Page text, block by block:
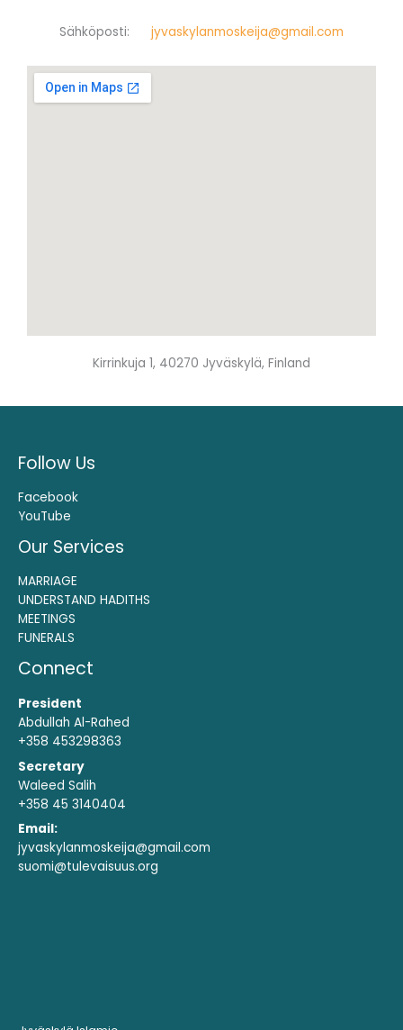
Sähköposti: jyvaskylanmoskeija@gmail.com
Kirrinkuja 1, 40270 Jyväskylä, Finland
Follow Us
Facebook
YouTube
Our Services
MARRIAGE
UNDERSTAND HADITHS
MEETINGS
FUNERALS
Connect
President
Abdullah Al-Rahed
+358 453298363
Secretary
Waleed Salih
+358 45 3140404
Email:
jyvaskylanmoskeija@gmail.com
suomi@tulevaisuus.org